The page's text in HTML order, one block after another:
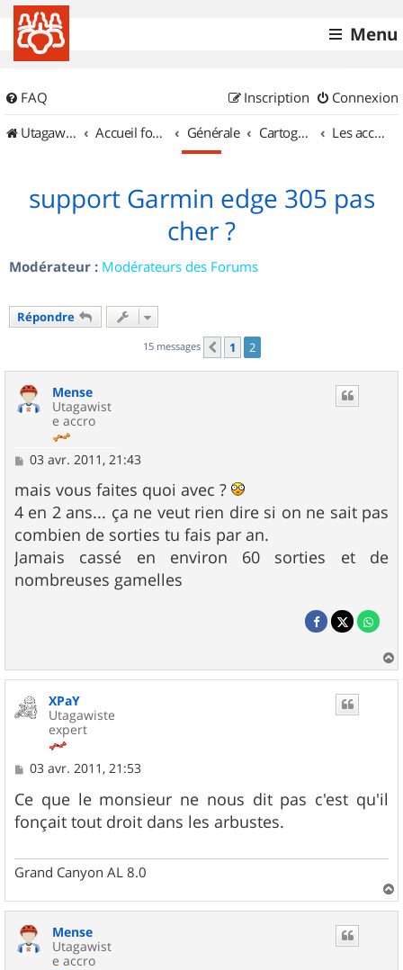
Menu
FAQ Connexion
Inscription
UtagawaVTT (Randos VTT et VTTAE avec traces GPS)
Accueil forum Générale Cartographie et GPS Les accessoires
support Garmin edge 305 pas
cher ?
Modérateur : Modérateurs des Forums
Répondre
15 messages Précédent
1 2
Mense
Utagawist
e accro
M
s
s
a
g
e
03 avr. 2011, 21:43
mais vous faites quoi avec ?
4 en 2 ans... ça ne veut rien dire si on ne sait pas
combien de sorties tu fais par an.
Jamais cassé en environ 60 sorties et de
nombreuses gamelles
a
XPaY
Utagawiste
expert
M
s
s
a
03 avr. 2011, 21:53
Ce que le monsieur ne nous dit pas c'est qu'il
fonçait tout droit dans les arbustes.
Grand Canyon AL 8.0
a
Mense
Utagawist
e accro